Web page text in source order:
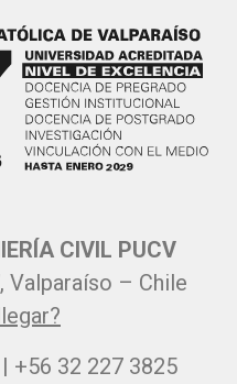
CIVIL PUCV
Valparaíso – Chile
+56 32 227 3825